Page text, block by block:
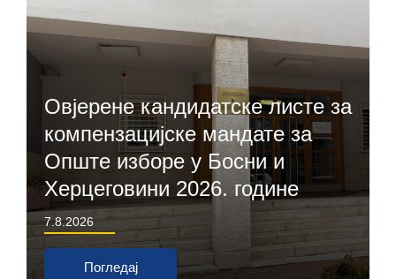
Овјерене кандидатске листе за
компензацијске мандате за
Опште изборе у Босни и
Херцеговини 2026. године
7.8.2026
Погледај